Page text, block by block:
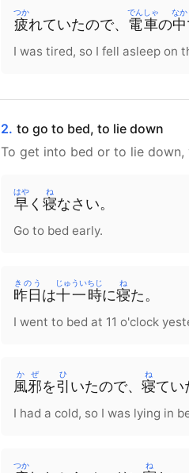
疲
つか
れていたので、 電車
でんしゃ
の中
なか
I was tired, so I fell asleep on
2. to go to bed, to lie down
To get into bed or to lie
早
はや
く 寝
ね
なさい。
Go to bed early.
昨日
きのう
は十一時
じゅういちじ
に寝
ね
た。
I went to bed at 11 o'clock
風邪
かぜ
を引
ひ
いたので、 寝
ね
てい
I had a cold, so I was lying in
つか ね